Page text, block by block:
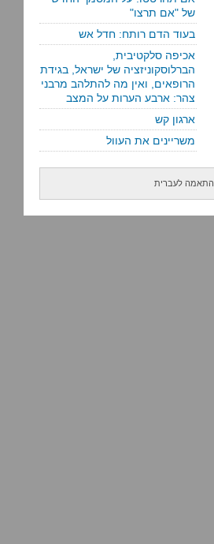
של "אם תרצו"
בעוד הדם רותח: חדל אש
אכיפה סלקטיבית,
הברלוסקוניזציה של ישראל, בגידת
הרופאים, ואין מה להתלהב מרבני
צהר: ארבע הערות על המצב
ארגון קש
משריינים את העוול
התאמה לעברית